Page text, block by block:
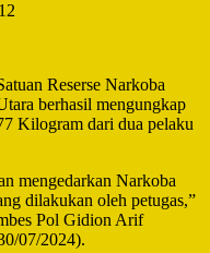
Reserse Narkoba
berhasil mengungkap
Kilogram dari dua pelaku
mengedarkan Narkoba
dilakukan oleh petugas,”
Pol Gidion Arif
07/2024).